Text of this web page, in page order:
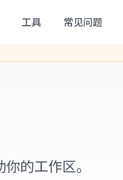
工具 常见问题
的工作区。